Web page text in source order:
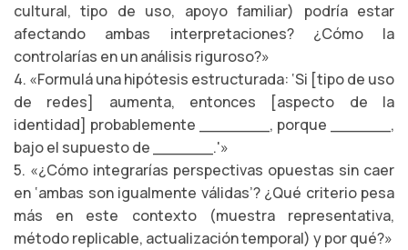
cultural, tipo de uso, apoyo familiar) podría estar
afectando ambas interpretaciones? ¿Cómo la
controlarías en un análisis riguroso?»
4. «Formulá una hipótesis estructurada: ‘Si [tipo de uso
de redes] aumenta, entonces [aspecto de la
identidad] probablemente _______, porque ______,
bajo el supuesto de ______.'»
5. «¿Cómo integrarías perspectivas opuestas sin caer
en ‘ambas son igualmente válidas’? ¿Qué criterio pesa
más en este contexto (muestra representativa,
método replicable, actualización temporal) y por qué?»